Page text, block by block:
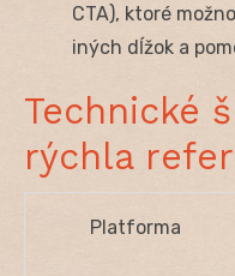
CTA), ktoré
iných dĺžok a
Technické
rýchla
Platforma